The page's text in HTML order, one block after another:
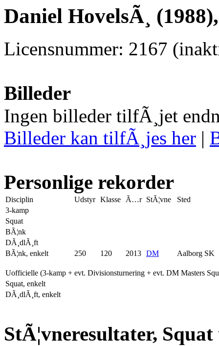
Daniel HovelsÃ¸
Licensnummer: 2167
Billeder
Ingen billeder tilfÃ¸jet
Billeder kan tilfÃ¸jes her |
Personlige rekorder
Disciplin Udstyr Klasse Ã…r StÃ¦vne
Sted
3-kamp
Squat
BÃ¦nk
DÃ¸dlÃ¸ft
BÃ¦nk, enkelt
250 120 2013 DM Aalborg SK
Uofficielle (3-kamp + evt. Divisionsturnering + evt. DM Masters
Squat, enkelt
DÃ¸dlÃ¸ft, enkelt
StÃ¦vneresultater,